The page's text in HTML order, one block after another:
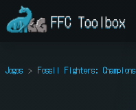
FFC Toolbox
Jogos Fossil Fighters: Champions